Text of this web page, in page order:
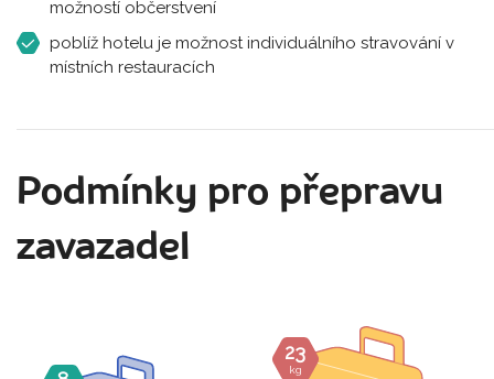
možností občerstvení
poblíž hotelu je možnost individuálního stravování v
místních restauracích
Podmínky pro přepravu
zavazadel
23
kg